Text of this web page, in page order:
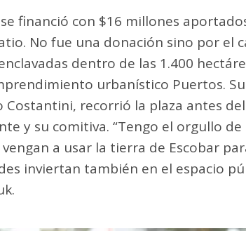
financió con $16 millones
No fue una donación sino por el
dentro de las 1.400
urbanístico Puertos.
Costantini, recorrió la plaza antes
y su comitiva. “Tengo el orgullo
a usar la tierra de Escobar
inviertan también en el espacio